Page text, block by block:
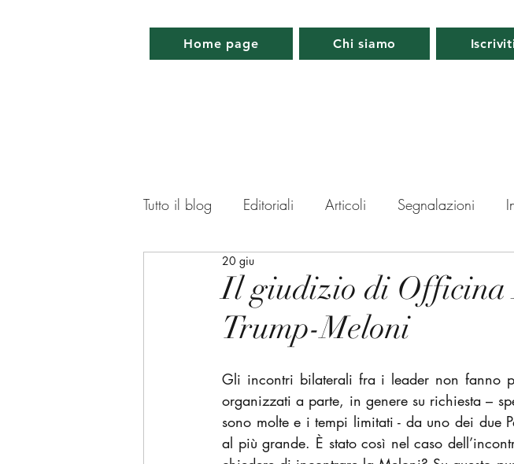
Home page Chi siamo
Tutto il blog Editoriali Articoli Segnalazioni
Lettera da Parigi
Memorabilia Appuntamenti
Il giudizio di Officina
Trump-Meloni
20 giu
Gli incontri bilaterali fra i leader non fanno
organizzati a parte, in genere su richiesta –
sono molte e i tempi limitati - da uno dei due
al più grande. È stato così nel caso